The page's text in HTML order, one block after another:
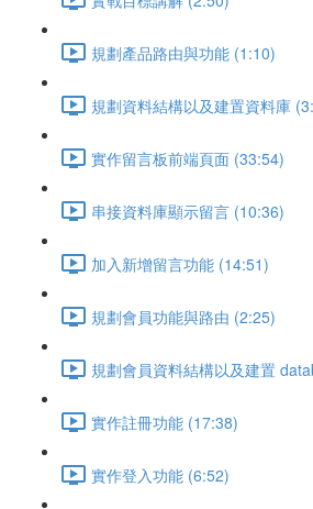
規劃產品路由與功能 (1:10)
規劃資料結構以及建置資料庫
實作留言板前端頁面 (33:54)
串接資料庫顯示留言 (10:36)
加入新增留言功能 (14:51)
規劃會員功能與路由 (2:25)
規劃會員資料結構以及建置
實作註冊功能 (17:38)
實作登入功能 (6:52)